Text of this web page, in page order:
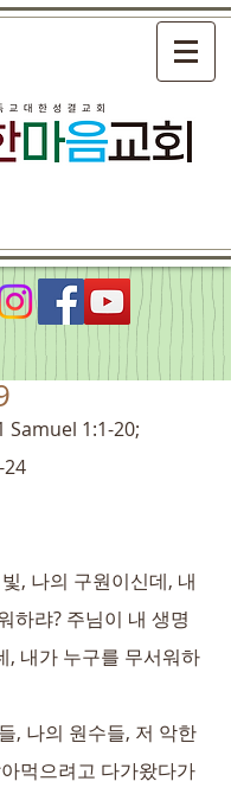
Samuel 1:1-20;
24
, 나의 구원이신데, 내
하랴? 주님이 내 생명
, 내가 누구를 무서워하
, 나의 원수들, 저 악한
먹으려고 다가왔다가